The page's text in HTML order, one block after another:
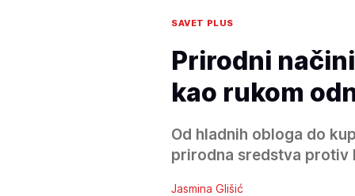
SAVET PLUS
Prirodni
kao rukom
Od hladnih obloga do
prirodna sredstva protiv
Jasmina Glišić